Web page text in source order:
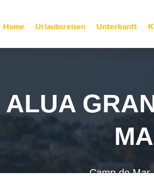
Home Urlaubsreisen Unterkunft
ALUA
Camp de Mar